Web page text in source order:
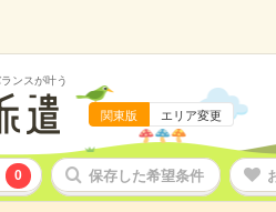
ンスが叶う
関東版 エリア変更
0 保存した希望条件